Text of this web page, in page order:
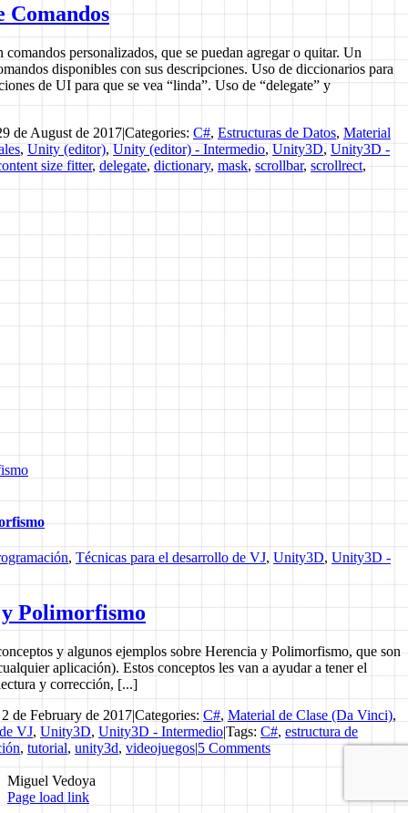
Comandos
personalizados, que se puedan agregar o quitar. Un
disponibles con sus descripciones. Uso de diccionarios para
de UI para que se vea “linda”. Uso de “delegate” y
de August de 2017|Categories: C#, Estructuras de Datos, Material
, Unity (editor), Unity (editor) - Intermedio, Unity3D, Unity3D -
size fitter, delegate, dictionary, mask, scrollbar, scrollrect,
, Técnicas para el desarrollo de VJ, Unity3D, Unity3D -
Polimorfismo
y algunos ejemplos sobre Herencia y Polimorfismo, que son
aplicación). Estos conceptos les van a ayudar a tener el
y corrección, [...]
de February de 2017|Categories: C#, Material de Clase (Da Vinci),
VJ, Unity3D, Unity3D - Intermedio|Tags: C#, estructura de
, tutorial, unity3d, videojuegos|5 Comments
Miguel Vedoya
Page load link